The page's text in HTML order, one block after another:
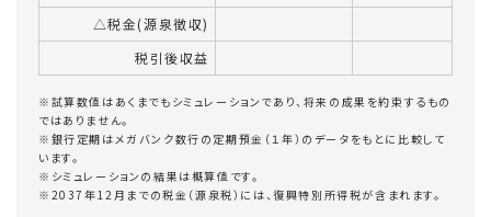
△税金(源泉徴収)
税引後収益
※試算数値はあくまでもシミュレーションであり、将来の成果を約束するもの
ではありません。
※銀行定期はメガバンク数行の定期預金（１年）のデータをもとに比較して
います。
※シミュレーションの結果は概算値です。
※2037年12月までの税金（源泉税）には、復興特別所得税が含まれます。